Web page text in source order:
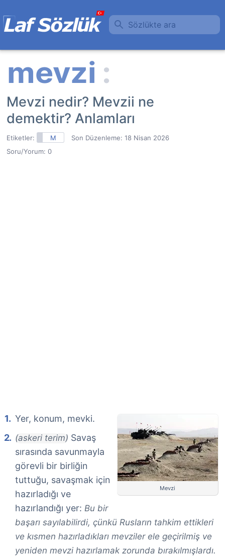
Sözlükte ara
Mevzi nedir? Mevzii ne
demektir? Anlamları
Etiketler: M Son Düzenleme: 18 Nisan 2026
Soru/Yorum: 0
Mevzi
Yer, konum, mevki.
(askeri terim) Savaş
sırasında savunmayla
görevli bir birliğin
tuttuğu, savaşmak için
hazırladığı ve
hazırlandığı yer: Bu bir
başarı sayılabilirdi, çünkü Rusların tahkim ettikleri
ve kısmen hazırladıkları mevziler ele geçirilmiş ve
yeniden mevzi hazırlamak zorunda bırakılmışlardı.